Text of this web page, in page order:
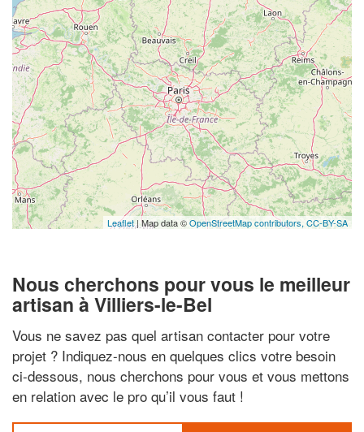
Leaflet| Map data ©OpenStreetMap contributors, CC-BY-SA
Nous cherchons pour vous le meilleur
artisan à Villiers-le-Bel
Vous ne savez pas quel artisan contacter pour votre
projet ? Indiquez-nous en quelques clics votre besoin
ci-dessous, nous cherchons pour vous et vous mettons
en relation avec le pro qu’il vous faut !